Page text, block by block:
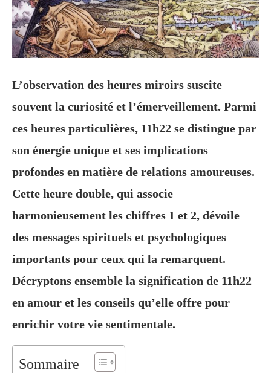
L’observation des heures miroirs suscite
souvent la curiosité et l’émerveillement. Parmi
ces heures particulières, 11h22 se distingue par
son énergie unique et ses implications
profondes en matière de relations amoureuses.
Cette heure double, qui associe
harmonieusement les chiffres 1 et 2, dévoile
des messages spirituels et psychologiques
importants pour ceux qui la remarquent.
Décryptons ensemble la signification de 11h22
en amour et les conseils qu’elle offre pour
enrichir votre vie sentimentale.
Sommaire